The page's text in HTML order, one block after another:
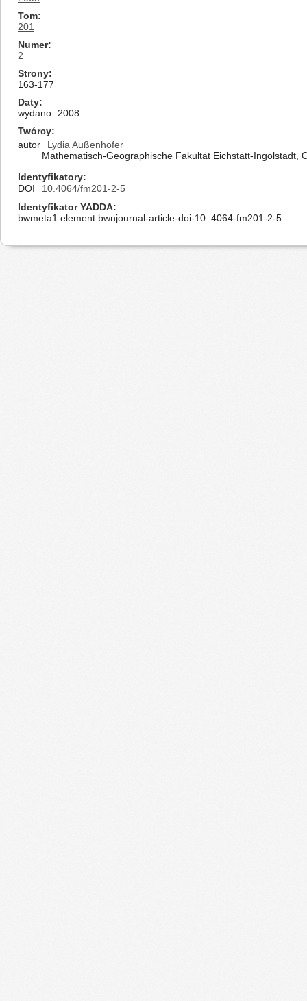
Tom
201
Numer
2
Strony
163-177
Daty
wydano
2008
Twórcy
autor
Lydia Außenhofer
Mathematisch-Geographische Fakultät Eichstätt-Ingolstadt,
Identyfikatory
DOI
10.4064/fm201-2-5
Identyfikator YADDA
bwmeta1.element.bwnjournal-article-doi-10_4064-fm201-2-5